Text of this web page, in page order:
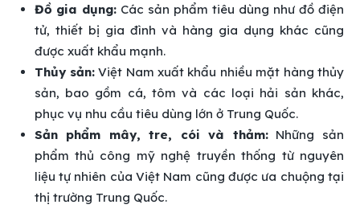
Đồ gia dụng: Các sản phẩm tiêu dùng như đồ điện
tử, thiết bị gia đình và hàng gia dụng khác cũng
được xuất khẩu mạnh.
Thủy sản:Việt Nam xuất khẩu nhiều mặt hàng thủy
sản, bao gồm cá, tôm và các loại hải sản khác,
phục vụ nhu cầu tiêu dùng lớn ở Trung Quốc.
Sản phẩm mây, tre, cói và thảm:Những sản
phẩm thủ công mỹ nghệ truyền thống từ nguyên
liệu tự nhiên của Việt Nam cũng được ưa chuộng tại
thị trường Trung Quốc.